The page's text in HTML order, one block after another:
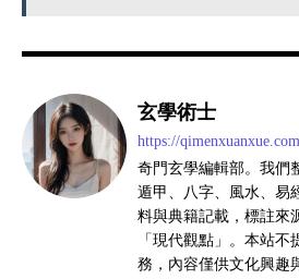
玄學術士
https://qimenxuanxue.com
奇門玄學編輯部。我們
遁甲、八字、風水、易
料與典籍記載，標註來
「現代觀點」。本站
務，內容僅供文化興趣